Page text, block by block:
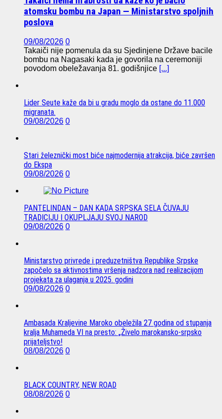
atomsku bombu na Japan — Ministarstvo spoljnih
poslova
09/08/2026 0
Takaiči nije pomenula da su Sjedinjene Države bacile
bombu na Nagasaki kada je govorila na ceremoniji
povodom obeležavanja 81. godišnjice [...]
Lider Seute kaže da bi u gradu moglo da ostane do 11.000
migranata.
09/08/2026 0
Stari železnički most biće najmodernija atrakcija, biće završen
do Ekspa
09/08/2026 0
PANTELINDAN – DAN KADA SRPSKA SELA ČUVAJU
TRADICIJU I OKUPLJAJU SVOJ NAROD
09/08/2026 0
Ministarstvo privrede i preduzetništva Republike Srpske
započelo sa aktivnostima vršenja nadzora nad realizacijom
projekata za ulaganja u 2025. godini
09/08/2026 0
Ambasada Kraljevine Maroko obeležila 27 godina od stupanja
kralja Muhameda VI na presto: „Živelo marokansko-srpsko
prijateljstvo!
08/08/2026 0
BLACK COUNTRY, NEW ROAD
08/08/2026 0